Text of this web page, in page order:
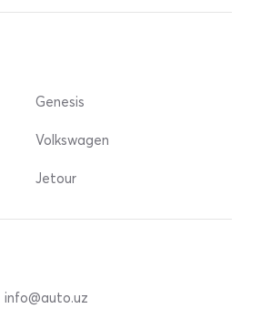
Genesis
Volkswagen
Jetour
info@auto.uz